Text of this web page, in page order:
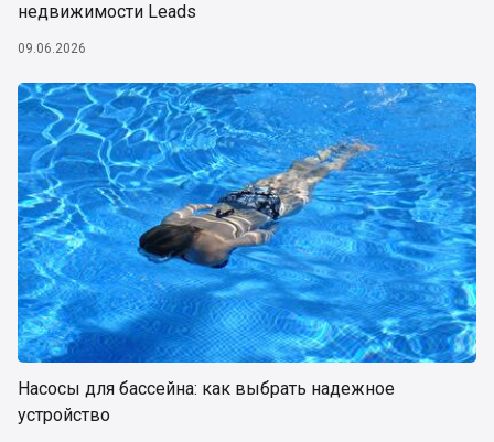
недвижимости Leads
09.06.2026
Насосы для бассейна: как выбрать надежное
устройство